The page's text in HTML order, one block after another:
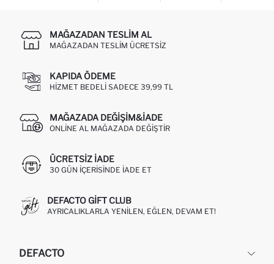
MAĞAZADAN TESLIM AL
MAĞAZADAN TESLIM ÜCRETSIZ
KAPIDA ÖDEME
HIZMET BEDELI SADECE 39,99 TL
MAĞAZADA DEĞIŞIM&İADE
ONLINE AL MAĞAZADA DEĞIŞTIR
ÜCRETSIZ IADE
30 GÜN IÇERISINDE IADE ET
DEFACTO GIFT CLUB
AYRICALIKLARLA YENILEN, EĞLEN, DEVAM ET!
DEFACTO